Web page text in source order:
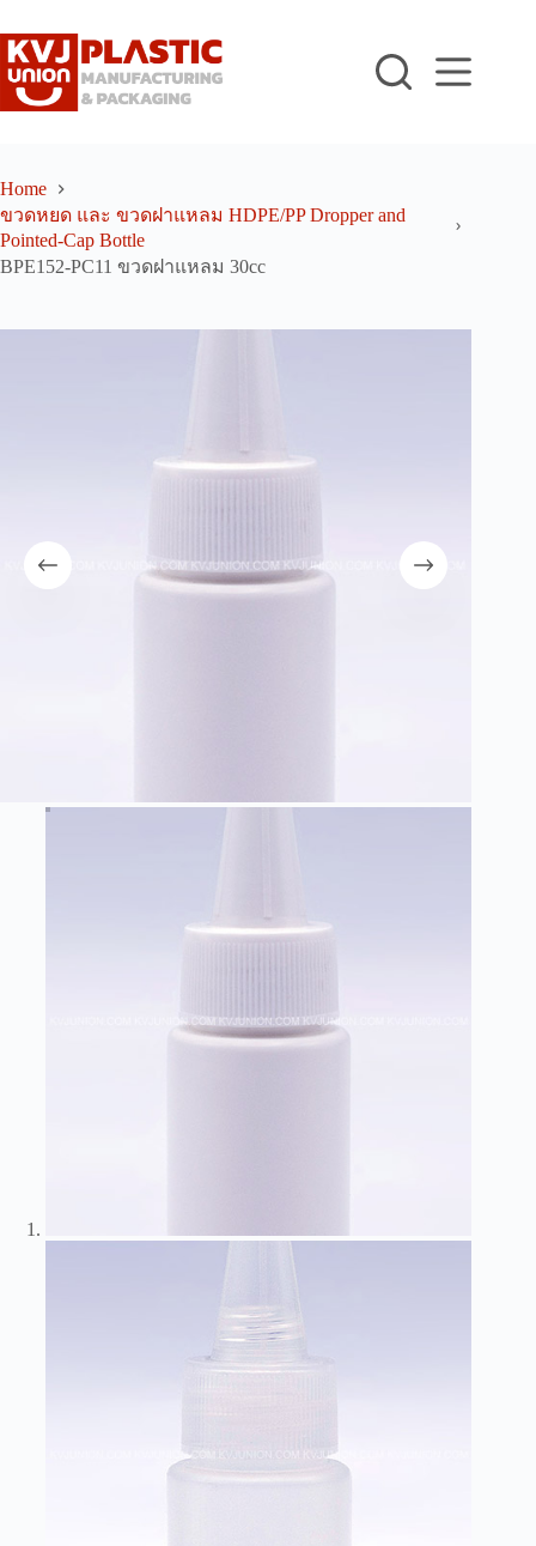
to
content
Home
ขวดหยด และ ขวดฝาแหลม HDPE/PP Dropper and
Pointed-Cap Bottle
BPE152-PC11 ขวดฝาแหลม 30cc